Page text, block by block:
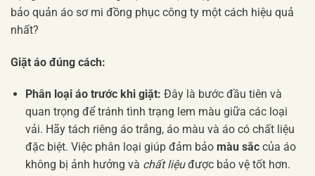
bảo quản áo sơ mi đồng phục công ty một cách hiệu quả
nhất?
Giặt áo đúng cách:
Phân loại áo trước khi giặt: Đây là bước đầu tiên và
quan trọng để tránh tình trạng lem màu giữa các loại
vải. Hãy tách riêng áo trắng, áo màu và áo có chất liệu
đặc biệt. Việc phân loại giúp đảm bảo màu sắccủa áo
không bị ảnh hưởng và chất liệuđược bảo vệ tốt hơn.